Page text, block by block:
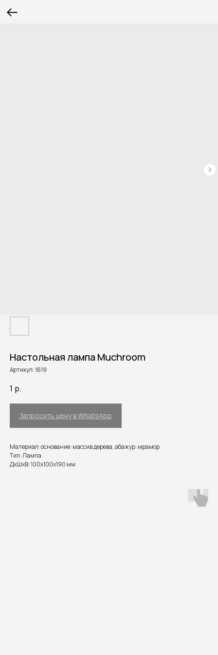
Настольная лампа Muchroom
Артикул:1619
1 р.
Запросить цену в WhatsApp
Материал: основание: массив дерева, абажур: мрамор
Тип: Лампа
ДxШxВ: 100x100x190 мм